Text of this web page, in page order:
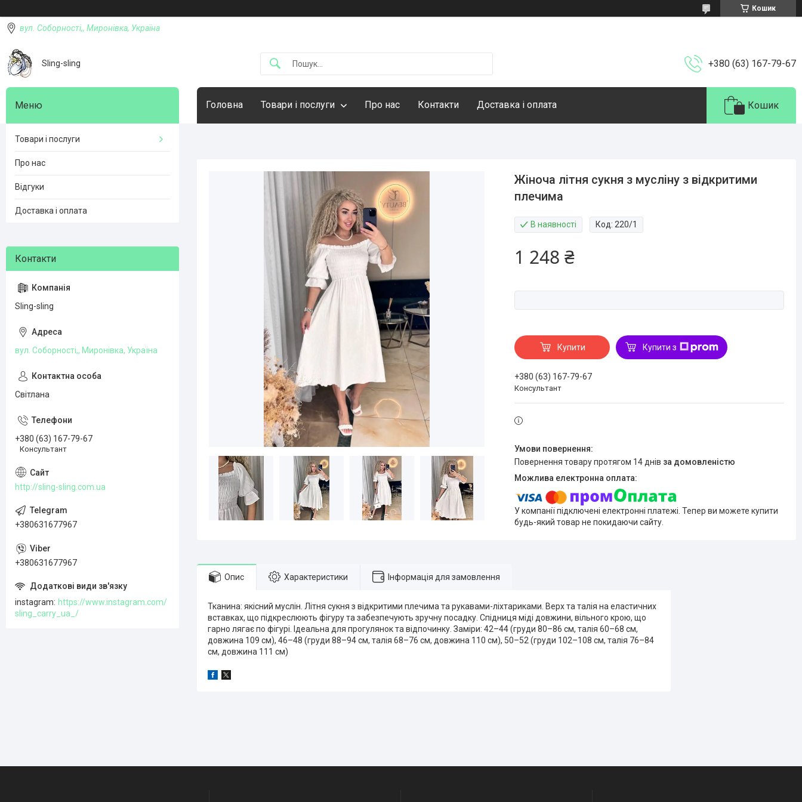
Кошик
вул. Соборності,, Миронівка, Україна
Sling-sling +380 (63) 167-79-67
Головна Товари і послуги Про нас Контакти Доставка і оплата Кошик
Жіноча літня сукня з мусліну з відкритими
плечима
В наявності Код: 220/1
1 248 ₴
Купити Купити з
+380 (63) 167-79-67
Консультант
повернення товару протягом 14 днів за домовленістю
У компанії підключені електронні платежі. Тепер ви можете купити
будь-який товар не покидаючи сайту.
Опис Характеристики Інформація для замовлення
Тканина: якісний муслін. Літня сукня з відкритими плечима та рукавами-ліхтариками. Верх та талія на еластичних
вставках, що підкреслюють фігуру та забезпечують зручну посадку. Спідниця міді довжини, вільного крою, що
гарно лягає по фігурі. Ідеальна для прогулянок та відпочинку. Заміри: 42–44 (груди 80–86 см, талія 60–68 см,
довжина 109 см), 46–48 (груди 88–94 см, талія 68–76 см, довжина 110 см), 50–52 (груди 102–108 см, талія 76–84
см, довжина 111 см)
Товари і послуги
Про нас
Відгуки
Доставка і оплата
Sling-sling
вул. Соборності,, Миронівка, Україна
Світлана
+380 (63) 167-79-67
Консультант
http://sling-sling.com.ua
+380631677967
+380631677967
instagram
https://www.instagram.com/
sling_carry_ua_/